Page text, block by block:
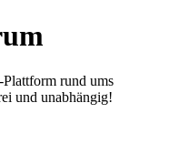
rund ums
und unabhängig!